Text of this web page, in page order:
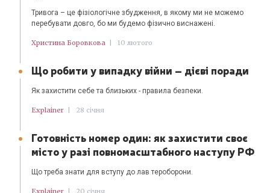
Тривога – це фізіологічне збудження, в якому ми не можемо
перебувати довго, бо ми будемо фізично виснажені.
Христина Боровкова 10 лютого
Що робити у випадку війни – дієві поради
Як захистити себе та близьких - правила безпеки.
Explainer 28 січня
Готовність номер один: як захистити своє
місто у разі повномасштабного наступу РФ
Що треба знати для вступу до лав тероборони.